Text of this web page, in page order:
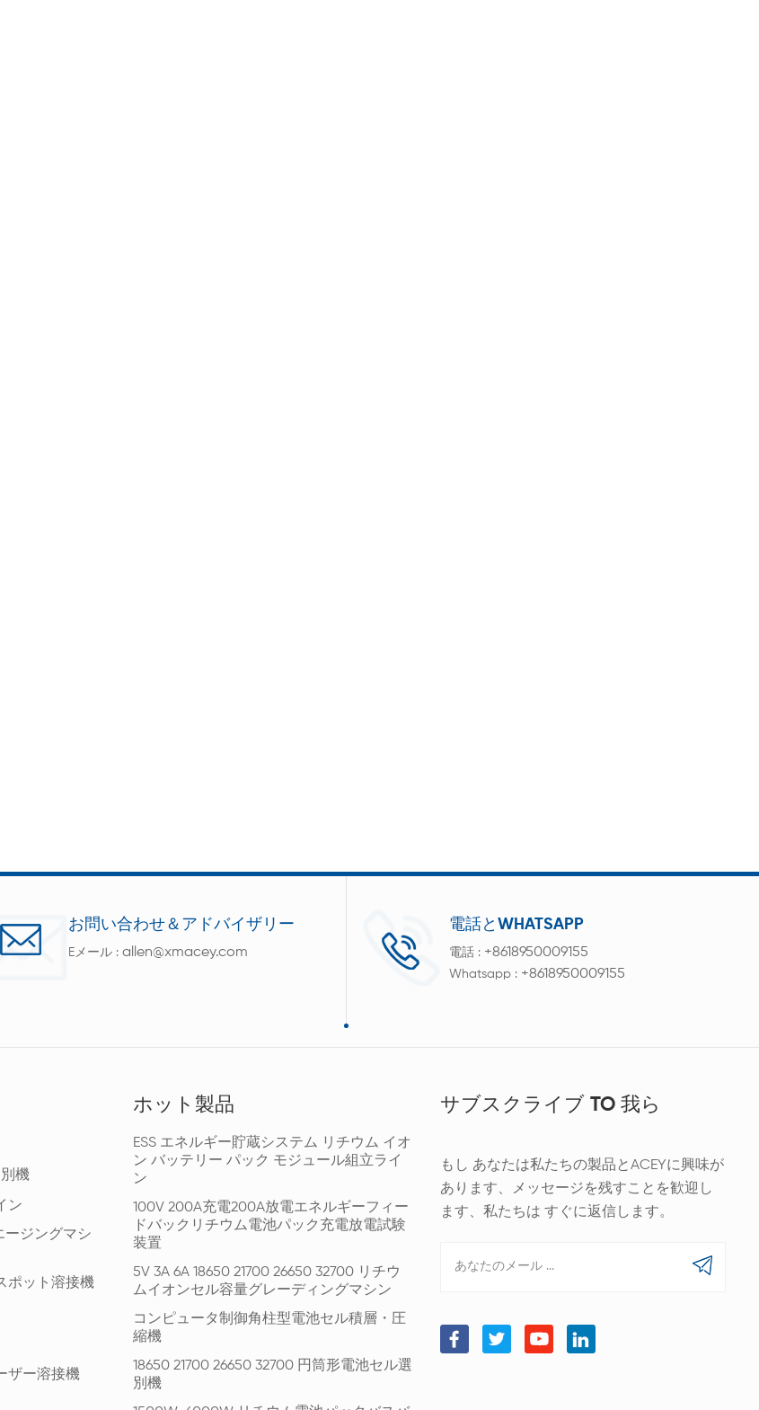
お問い合わせ＆アドバイザリー
Eメール :allen@xmacey.com
電話とWHATSAPP
電話 : +8618950009155
Whatsapp : +8618950009155
機
ン
ージングマシ
ポット溶接機
ザー溶接機
ホット製品
ESS エネルギー貯蔵システム リチウム イオ
ン バッテリー パック モジュール組立ライ
ン
100V 200A充電200A放電エネルギーフィー
ドバックリチウム電池パック充電放電試験
装置
5V 3A 6A 18650 21700 26650 32700 リチウ
ムイオンセル容量グレーディングマシン
コンピュータ制御角柱型電池セル積層・圧
縮機
18650 21700 26650 32700 円筒形電池セル選
別機
サブスクライブ TO 我ら
もし あなたは私たちの製品とACEYに興味が
あります、メッセージを残すことを歓迎し
ます、私たちは すぐに返信します。